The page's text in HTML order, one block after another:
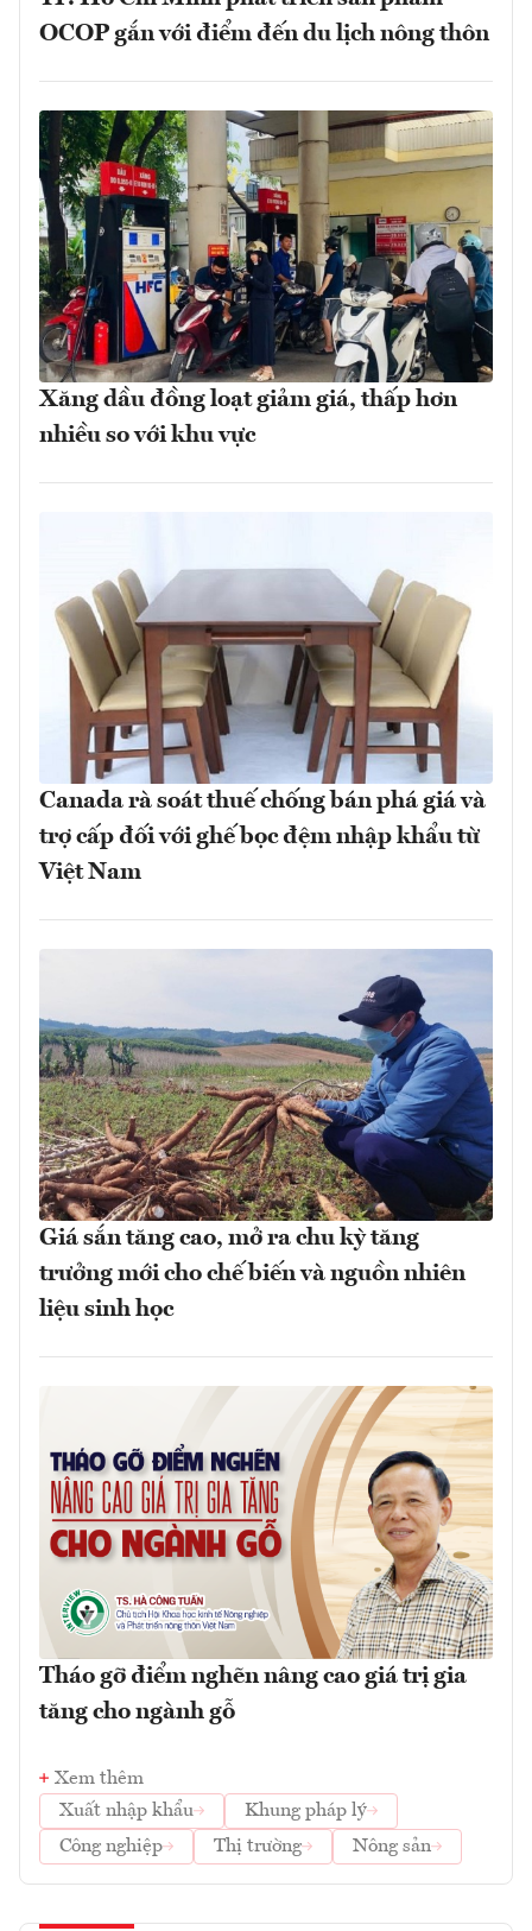
OCOP gắn với điểm đến du lịch nông thôn
Xăng dầu đồng loạt giảm giá, thấp hơn
nhiều so với khu vực
Canada rà soát thuế chống bán phá giá và
trợ cấp đối với ghế bọc đệm nhập khẩu từ
Việt Nam
Giá sắn tăng cao, mở ra chu kỳ tăng
trưởng mới cho chế biến và nguồn nhiên
liệu sinh học
Tháo gỡ điểm nghẽn nâng cao giá trị gia
tăng cho ngành gỗ
Xem thêm
Xuất nhập khẩu
Khung pháp lý
Công nghiệp
Thị trường Nông sản